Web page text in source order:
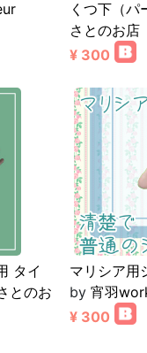
くつ下（
さとのお店
¥ 300
タイ
とのお
マリシア用
by 宵羽
¥ 300